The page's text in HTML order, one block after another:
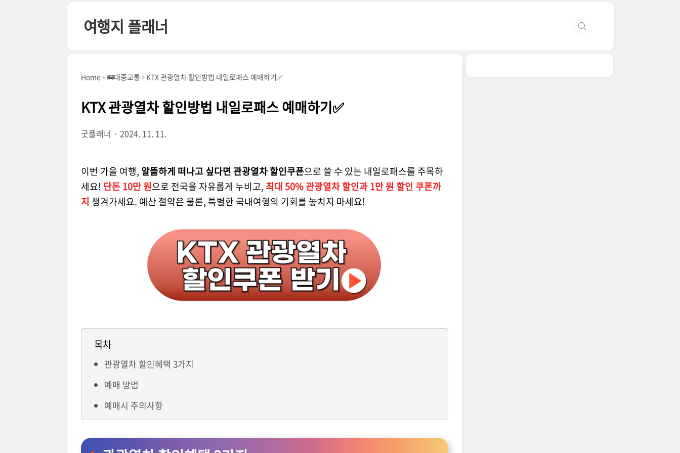
여행지 플래너
Home 🚌대중교통 KTX 관광열차 할인방법 내일로패스 예매하기✅
KTX 관광열차 할인방법 내일로패스 예매하기✅
굿플래너 2024. 11. 11.
이번 가을 여행, 알뜰하게 떠나고 싶다면 관광열차 할인쿠폰으로 쓸 수 있는 내일로패스를 주목하
세요! 단돈 10만 원으로 전국을 자유롭게 누비고, 최대 50% 관광열차 할인과 1만 원 할인 쿠폰까
지 챙겨가세요. 예산 절약은 물론, 특별한 국내여행의 기회를 놓치지 마세요!
목차
관광열차 할인혜택 3가지
예매 방법
예매시 주의사항